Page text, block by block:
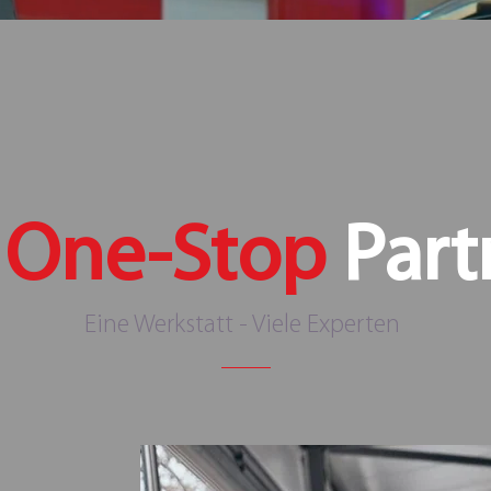
One-Stop
Eine Werkstatt - Viele Experten